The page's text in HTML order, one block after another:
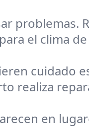
problemas.
el clima
cuidado
realiza
en